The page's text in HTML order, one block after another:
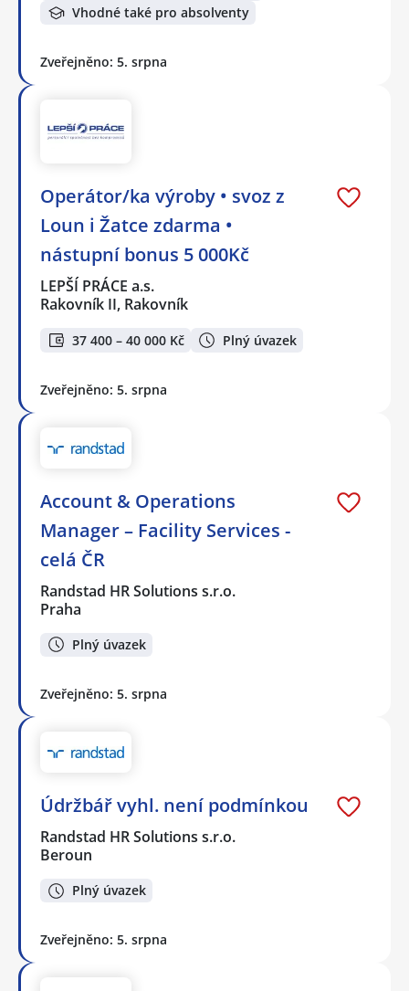
Vhodné také pro absolventy
Zveřejněno: 5. srpna
Operátor/ka výroby • svoz z
Loun i Žatce zdarma •
nástupní bonus 5 000Kč
LEPŠÍ PRÁCE a.s.
Rakovník II, Rakovník
37 400 – 40 000 Kč Plný úvazek
Zveřejněno: 5. srpna
Account & Operations
Manager – Facility Services -
celá ČR
Randstad HR Solutions s.r.o.
Praha
Plný úvazek
Zveřejněno: 5. srpna
Údržbář vyhl. není podmínkou
Randstad HR Solutions s.r.o.
Beroun
Plný úvazek
Zveřejněno: 5. srpna